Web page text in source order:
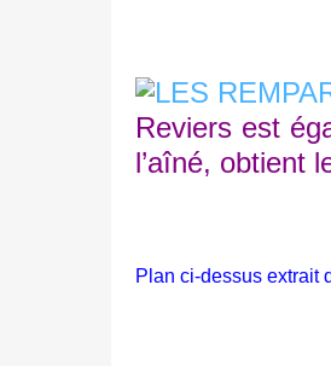
Reviers est
l’aîné, obtient
Plan ci-dessus extrait